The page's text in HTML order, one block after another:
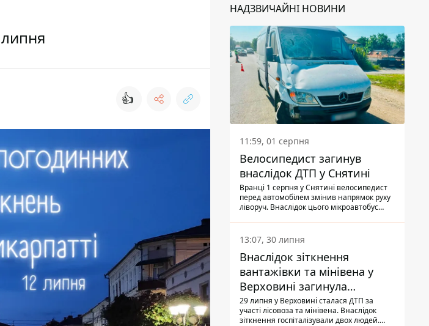
👍
НАДЗВИЧАЙНІ НОВИНИ
11:59, 01 серпня
Велосипедист загинув
внаслідок ДТП у Снятині
Вранці 1 серпня у Снятині велосипедист
перед автомобілем змінив напрямок руху
ліворуч. Внаслідок цього мікроавтобус
13:07, 30 липня
Внаслідок зіткнення
вантажівки та мінівена у
Верховині загинула
пасажирка, водійка - у
лікарні
29 липня у Верховині сталася ДТП за
участі лісовоза та мінівена. Внаслідок
зіткнення госпіталізували двох людей.